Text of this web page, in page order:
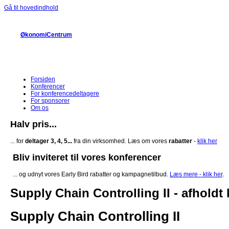
Gå til hovedindhold
ØkonomiCentrum
Forsiden
Konferencer
For konferencedeltagere
For sponsorer
Om os
Halv pris...
... for deltager 3, 4, 5... fra din virksomhed. Læs om vores rabatter - klik her
Bliv inviteret til vores konferencer
... og udnyt vores Early Bird rabatter og kampagnetilbud. Læs mere - klik her.
Supply Chain Controlling II - afholdt
Supply Chain Controlling II